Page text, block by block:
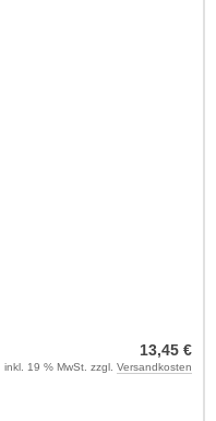
13,45 €
inkl. 19 % MwSt. zzgl. Versandkosten